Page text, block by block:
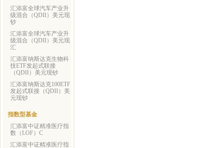
汇添富全球汽车产业升
级混合（QDII）美元现
钞
汇添富全球汽车产业升
级混合（QDII）美元现
汇
汇添富纳斯达克生物科
技ETF发起式联接
（QDII）美元现钞
汇添富纳斯达克100ETF
发起式联接（QDII）美
元现钞
指数型基金
汇添富中证精准医疗指
数（LOF）C
汇添富中证精准医疗指